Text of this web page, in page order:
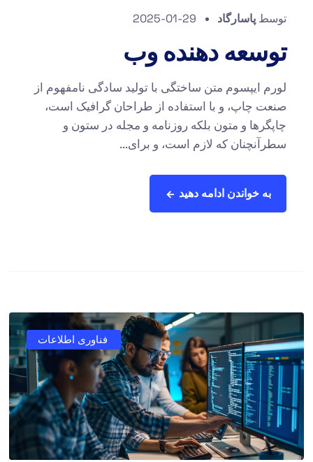
توسط پاسارگاد 2025-01-29
توسعه دهنده وب
لورم ایپسوم متن ساختگی با تولید سادگی نامفهوم از
صنعت چاپ، و با استفاده از طراحان گرافیک است،
چاپگرها و متون بلکه روزنامه و مجله در ستون و
سطرآنچنان که لازم است، و برای...
به خواندن ادامه دهید
فناوری اطلاعات